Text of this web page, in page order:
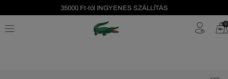
35000 Ft-tól INGYENES SZÁLLÍTÁS
Szezonális leárazás akár -40%! 0